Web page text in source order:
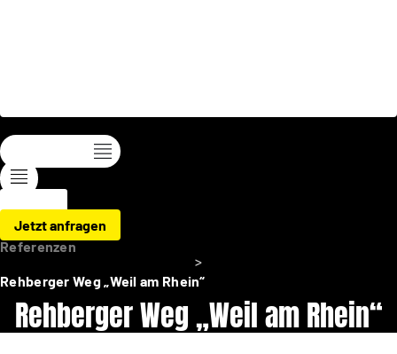
Jetzt anfragen
Referenzen
Rehberger Weg „Weil am Rhein“
Rehberger Weg „Weil am Rhein“